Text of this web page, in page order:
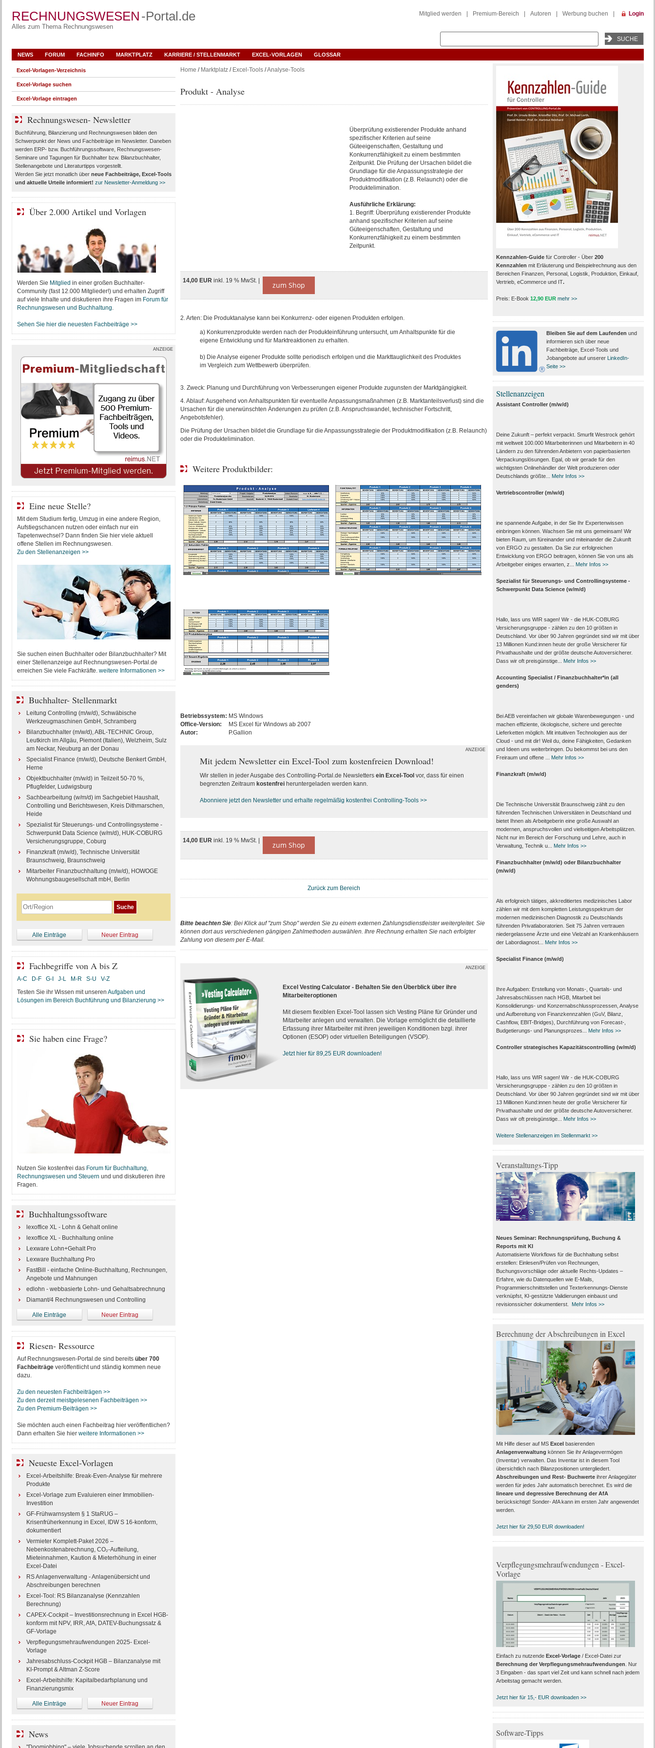
RECHNUNGSWESEN -Portal.de
Alles zum Thema Rechnungswesen
Mitglied werden Premium-Bereich Autoren Werbung buchen Login
NEWS FORUM FACHINFO MARKTPLATZ KARRIERE / STELLENMARKT EXCEL-VORLAGEN GLOSSAR
Home / Marktplatz/ Excel-Tools/Analyse-Tools
Produkt - Analyse
Überprüfung existierender Produkte anhand
spezifischer Kriterien auf seine
Güteeigenschaften, Gestaltung und
Konkurrenzfähigkeit zu einem bestimmten
Zeitpunkt. Die Prüfung der Ursachen bildet die
Grundlage für die Anpassungsstrategie der
Produktmodifikation (z.B. Relaunch) oder die
Produktelimination.
Ausführliche Erklärung:
1. Begriff: Überprüfung existierender Produkte
anhand spezifischer Kriterien auf seine
Güteeigenschaften, Gestaltung und
Konkurrenzfähigkeit zu einem bestimmten
Zeitpunkt.
14,00 EUR inkl. 19 % MwSt. | zum Shop
2. Arten: Die Produktanalyse kann bei Konkurrenz- oder eigenen Produkten erfolgen.
a) Konkurrenzprodukte werden nach der Produkteinführung untersucht, um Anhaltspunkte für die
eigene Entwicklung und für Marktreaktionen zu erhalten.
b) Die Analyse eigener Produkte sollte periodisch erfolgen und die Markttauglichkeit des Produktes
im Vergleich zum Wettbewerb überprüfen.
3. Zweck: Planung und Durchführung von Verbesserungen eigener Produkte zugunsten der Marktgängigkeit.
4. Ablauf: Ausgehend von Anhaltspunkten für eventuelle Anpassungsmaßnahmen (z.B. Marktanteilsverlust) sind die
Ursachen für die unerwünschten Änderungen zu prüfen (z.B. Anspruchswandel, technischer Fortschritt,
Angebotsfehler).
Die Prüfung der Ursachen bildet die Grundlage für die Anpassungsstrategie der Produktmodifikation (z.B. Relaunch)
oder die Produktelimination.
Weitere Produktbilder:
Betriebssystem: MS Windows
Office-Version:
MS Excel für Windows ab 2007
Autor:
P.Gallion
ANZEIGE
Mit jedem Newsletter ein Excel-Tool zum kostenfreien Download!
Wir stellen in jeder Ausgabe des Controlling-Portal.de Newsletters ein Excel-Tool vor, dass für einen
begrenzten Zeitraum kostenfreiheruntergeladen werden kann.
Abonniere jetzt den Newsletter und erhalte regelmäßig kostenfrei Controlling-Tools >>
14,00 EUR inkl. 19 % MwSt. | zum Shop
Zurück zum Bereich
Bitte beachten Sie: Bei Klick auf "zum Shop" werden Sie zu einem externen Zahlungsdienstleister weitergleitet. Sie
können dort aus verschiedenen gängigen Zahlmethoden auswählen. Ihre Rechnung erhalten Sie nach erfolgter
Zahlung von diesem per E-Mail.
ANZEIGE
Excel Vesting Calculator - Behalten Sie den Überblick über ihre
Mitarbeiteroptionen
Mit diesem flexiblen Excel-Tool lassen sich Vesting Pläne für Gründer und
Mitarbeiter anlegen und verwalten. Die Vorlage ermöglicht die detaillierte
Erfassung ihrer Mitarbeiter mit ihren jeweiligen Konditionen bzgl. ihrer
Optionen (ESOP) oder virtuellen Beteiligungen (VSOP).
Jetzt hier für 89,25 EUR downloaden!
Excel-Vorlagen-Verzeichnis
Excel-Vorlage suchen
Excel-Vorlage eintragen
Rechnungswesen- Newsletter
Buchführung, Bilanzierung und Rechnungswesen bilden den
Schwerpunkt der News und Fachbeiträge im Newsletter. Daneben
werden ERP- bzw. Buchführungssoftware, Rechnungswesen-
Seminare und Tagungen für Buchhalter bzw. Bilanzbuchhalter,
Stellenangebote und Literaturtipps vorgestellt.
Werden Sie jetzt monatlich über neue Fachbeiträge, Excel-Tools
und aktuelle Urteileinformiert! zur Newsletter-Anmeldung >>
Über 2.000 Artikel und Vorlagen
Werden Sie Mitglied in einer großen Buchhalter-
Community (fast 12.000 Mitglieder!) und erhalten Zugriff
auf viele Inhalte und diskutieren ihre Fragen im Forum für
Rechnungswesen und Buchhaltung.
Sehen Sie hier die neuesten Fachbeiträge >>
ANZEIGE
Eine neue Stelle?
Mit dem Studium fertig, Umzug in eine andere Region,
Aufstiegschancen nutzen oder einfach nur ein
Tapetenwechsel? Dann finden Sie hier viele aktuell
offene Stellen im Rechnungswesen.
Zu den Stellenanzeigen >>
Sie suchen einen Buchhalter oder Bilanzbuchhalter? Mit
einer Stellenanzeige auf Rechnungswesen-Portal.de
erreichen Sie viele Fachkräfte. weitere Informationen >>
Buchhalter- Stellenmarkt
Leitung Controlling (m/w/d), Schwäbische
Werkzeugmaschinen GmbH, Schramberg
Bilanzbuchhalter (m/w/d), ABL-TECHNIC Group,
Leutkirch im Allgäu, Piemont (Italien), Welzheim, Sulz
am Neckar, Neuburg an der Donau
Specialist Finance (m/w/d), Deutsche Benkert GmbH,
Herne
Objektbuchhalter (m/w/d) in Teilzeit 50-70 %,
Pflugfelder, Ludwigsburg
Sachbearbeitung (w/m/d) im Sachgebiet Haushalt,
Controlling und Berichtswesen, Kreis Dithmarschen,
Heide
Spezialist für Steuerungs- und Controllingsysteme -
Schwerpunkt Data Science (w/m/d), HUK-COBURG
Versicherungsgruppe, Coburg
Finanzkraft (m/w/d), Technische Universität
Braunschweig, Braunschweig
Mitarbeiter Finanzbuchhaltung (m/w/d), HOWOGE
Wohnungsbaugesellschaft mbH, Berlin
Alle Einträge Neuer Eintrag
Fachbegriffe von A bis Z
A-C D-F G-I J-L M-R S-U
V-Z
Testen Sie ihr Wissen mit unseren Aufgaben und
Lösungen im Bereich Buchführung und Bilanzierung >>
Sie haben eine Frage?
Nutzen Sie kostenfrei das Forum für Buchhaltung,
Rechnungswesen und Steuern und und diskutieren ihre
Fragen.
Buchhaltungssoftware
lexoffice XL - Lohn & Gehalt online
lexoffice XL - Buchhaltung online
Lexware Lohn+Gehalt Pro
Lexware Buchhaltung Pro
FastBill - einfache Online-Buchhaltung, Rechnungen,
Angebote und Mahnungen
edlohn - webbasierte Lohn- und Gehaltsabrechnung
Diamant/4 Rechnungswesen und Controlling
Alle Einträge Neuer Eintrag
Riesen- Ressource
Auf Rechnungswesen-Portal.de sind bereits über 700
Fachbeiträgeveröffentlicht und ständig kommen neue
dazu.
Zu den neuesten Fachbeiträgen >>
Zu den derzeit meistgelesenen Fachbeiträgen >>
Zu den Premium-Beiträgen >>
Sie möchten auch einen Fachbeitrag hier veröffentlichen?
Dann erhalten Sie hier weitere Informationen >>
Neueste Excel-Vorlagen
Excel-Arbeitshilfe: Break-Even-Analyse für mehrere
Produkte
Excel-Vorlage zum Evaluieren einer Immobilien-
Investition
GF-Frühwarnsystem § 1 StaRUG –
Krisenfrüherkennung in Excel, IDW S 16-konform,
dokumentiert
Vermieter Komplett-Paket 2026 –
Nebenkostenabrechnung, CO₂-Aufteilung,
Mieteinnahmen, Kaution & Mieterhöhung in einer
Excel-Datei
RS Anlagenverwaltung - Anlagenübersicht und
Abschreibungen berechnen
Excel-Tool: RS Bilanzanalyse (Kennzahlen
Berechnung)
CAPEX-Cockpit – Investitionsrechnung in Excel HGB-
konform mit NPV, IRR, AfA, DATEV-Buchungssatz &
GF-Vorlage
Verpflegungsmehraufwendungen 2025- Excel-
Vorlage
Jahresabschluss-Cockpit HGB – Bilanzanalyse mit
KI-Prompt & Altman Z-Score
Excel-Arbeitshilfe: Kapitalbedarfsplanung und
Finanzierungsmix
Alle Einträge Neuer Eintrag
News
Kennzahlen-Guidefür Controller - Über 200
Kennzahlen mit Erläuterung und Beispielrechnung aus den
Bereichen Finanzen, Personal, Logistik, Produktion, Einkauf,
Vertrieb, eCommerce und IT.
Preis: E-Book 12,90 EUR mehr >>
Bleiben Sie auf dem Laufenden und
informieren sich über neue
Fachbeiträge, Excel-Tools und
Jobangebote auf unserer LinkedIn-
Seite >>
Stellenanzeigen
Assistant Controller (m/w/d)
Deine Zukunft – perfekt verpackt. Smurfit Westrock gehört
mit weltweit 100.000 Mitarbeiter­innen und Mitarbeitern in 40
Ländern zu den führenden Anbietern von papier­basierten
Verpackungs­lösungen. Egal, ob wir gerade für den
wichtigsten Onlinehändler der Welt produzieren oder
Deutschlands größte...
Mehr Infos >>
Vertriebscontroller (m/w/d)
ine spannende Aufgabe, in der Sie Ihr Expertenwissen
einbringen können. Wachsen Sie mit uns gemeinsam! Wir
bieten Raum, um füreinander und miteinander die Zukunft
von ERGO zu gestalten. Da Sie zur erfolgreichen
Entwicklung von ERGO beitragen, können Sie von uns als
Arbeitgeber einiges erwarten, z...
Mehr Infos >>
Spezialist für Steuerungs- und Controllingsysteme -
Schwerpunkt Data Science (w/m/d)
Hallo, lass uns WIR sagen! Wir - die HUK-COBURG
Versicherungsgruppe - zählen zu den 10 größten in
Deutschland. Vor über 90 Jahren gegründet sind wir mit über
13 Millionen Kund:innen heute der große Versicherer für
Privathaushalte und der größte deutsche Autoversicherer.
Dass wir oft preisgünstige...
Mehr Infos >>
Accounting Specialist / Finanzbuchhalter*in (all
genders)
Bei AEB vereinfachen wir globale Warenbewegungen - und
machen effiziente, ökologische, sichere und gerechte
Lieferketten möglich. Mit intuitiven Technologien aus der
Cloud - und mit dir! Weil du, deine Fähigkeiten, Gedanken
und Ideen uns weiterbringen. Du bekommst bei uns den
Freiraum und offene ...
Mehr Infos >>
Finanzkraft (m/w/d)
Die Technische Universität Braunschweig zählt zu den
führenden Technischen Universitäten in Deutschland und
bietet Ihnen als Arbeit­geberin eine große Auswahl an
modernen, anspruchsvollen und vielseitigen Arbeits­plätzen.
Nicht nur im Bereich der Forschung und Lehre, auch in
Verwaltung, Technik u...
Mehr Infos >>
Finanzbuchhalter (m/w/d) oder Bilanzbuchhalter
(m/w/d)
Als erfolgreich tätiges, akkreditiertes medizinisches Labor
zählen wir mit dem kompletten Leistungs­spektrum der
modernen medizinischen Diagnostik zu Deutschlands
führenden Privat­laboratorien. Seit 75 Jahren vertrauen
nieder­gelassene Ärzte und eine Vielzahl an Kranken­häusern
der Labor­diagnost...
Mehr Infos >>
Specialist Finance (m/w/d)
Ihre Aufgaben: Erstellung von Monats‑, Quartals‑ und
Jahresabschlüssen nach HGB, Mitarbeit bei
Konsolidierungs‑ und Konzernabschlussprozessen, Analyse
und Aufbereitung von Finanzkennzahlen (GuV, Bilanz,
Cashflow, EBIT-Bridges), Durchführung von Forecast‑,
Budgetierungs‑ und Planungsprozes...
Mehr Infos >>
Controller strategisches Kapazitätscontrolling (w/m/d)
Hallo, lass uns WIR sagen! Wir - die HUK-COBURG
Versicherungsgruppe - zählen zu den 10 größten in
Deutschland. Vor über 90 Jahren gegründet sind wir mit über
13 Millionen Kund:innen heute der große Versicherer für
Privathaushalte und der größte deutsche Autoversicherer.
Dass wir oft preisgünstige...
Mehr Infos >>
Weitere Stellenanzeigen im Stellenmarkt >>
Veranstaltungs-Tipp
Neues Seminar: Rechnungsprüfung, Buchung &
Reports mit KI
Automatisierte Workflows für die Buchhaltung selbst
erstellen: Einlesen/Prüfen von Rechnungen,
Buchungsvorschläge oder aktuelle Rechts-Updates –
Erfahre, wie du Datenquellen wie E-Mails,
Programmierschnittstellen und Texterkennungs-Dienste
verknüpfst, KI-gestützte Validierungen einbaust und
revisionssicher dokumentierst.
Mehr Infos >>
Berechnung der Abschreibungen in Excel
Mit Hilfe dieser auf MS Excelbasierenden
Anlagenverwaltung können Sie ihr Anlagevermögen
(Inventar) verwalten. Das Inventar ist in diesem Tool
übersichtlich nach Bilanzpositionen untergliedert.
Abschreibungen und Rest- Buchwerteihrer Anlagegüter
werden für jedes Jahr automatisch berechnet. Es wird die
lineare und degressive Berechnung der AfA
berücksichtigt! Sonder- AfA kann im ersten Jahr angewendet
werden.
Jetzt hier für 29,50 EUR downloaden!
Verpflegungsmehraufwendungen - Excel-
Vorlage
Einfach zu nutzende Excel-Vorlage/ Excel-Datei zur
Berechnung der Verpflegungsmehraufwendungen . Nur
3 Eingaben - das spart viel Zeit und kann schnell nach jedem
Arbeitstag gemacht werden.
Jetzt hier für 15,- EUR downloaden >>
Software-Tipps